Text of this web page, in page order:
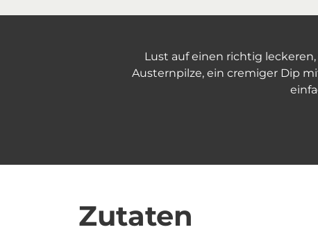
Lust auf einen richtig
Austernpilze, ein cremiger Dip
Zutaten